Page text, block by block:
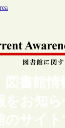
図書館
をお知
のサイト